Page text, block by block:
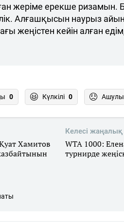
жеріме ерекше ризамын.
Алғашқысын наурыз
жеңістен кейін алған
0 Күлкілі 0 Ашулы
Хамитов
Келесі жаңалық
WTA 1000:
турнирде